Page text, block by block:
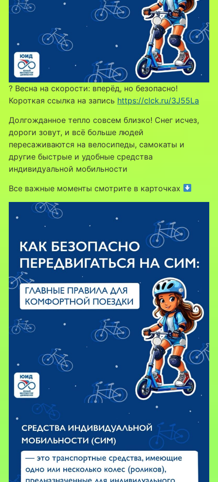
? Весна на скорости: вперёд, но безопасно!
Короткая ссылка на запись https://clck.ru/3J55La
Долгожданное тепло совсем близко! Снег исчез,
дороги зовут, и всё больше людей
пересаживаются на велосипеды, самокаты и
другие быстрые и удобные средства
индивидуальной мобильности
Все важные моменты смотрите в карточках